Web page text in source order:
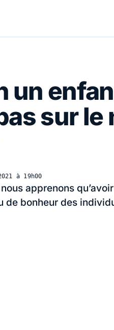
un
sur le
à 19h00
apprenons
de bonheur des